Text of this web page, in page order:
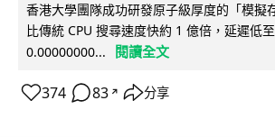
香港大學團隊成功研發原子級厚度的「模擬
比傳統 CPU 搜尋速度快約 1 億倍，延遲低
0.00000000...
閱讀全文
374 83 ↗ 分享